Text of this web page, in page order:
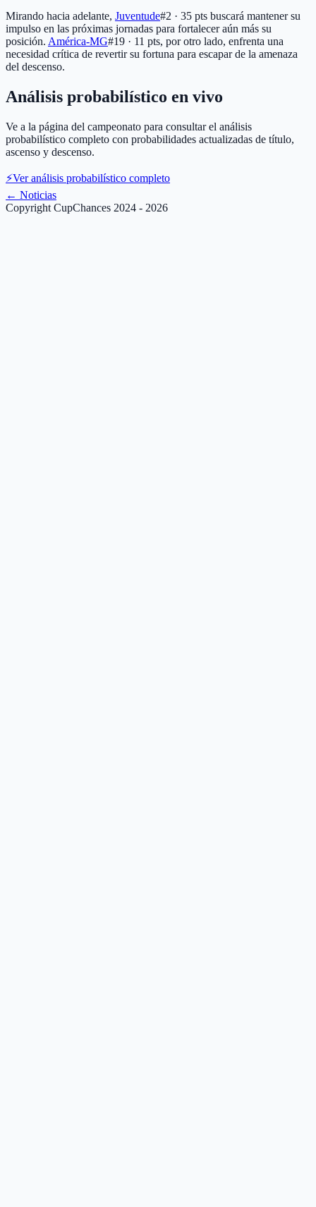
Mirando hacia adelante, Juventude#2 · 35 pts buscará mantener su
impulso en las próximas jornadas para fortalecer aún más su
posición. América-MG#19 · 11 pts, por otro lado, enfrenta una
necesidad crítica de revertir su fortuna para escapar de la amenaza
del descenso.
Análisis probabilístico en vivo
Ve a la página del campeonato para consultar el análisis
probabilístico completo con probabilidades actualizadas de título,
ascenso y descenso.
⚡Ver análisis probabilístico completo
← Noticias
Copyright CupChances 2024 - 2026